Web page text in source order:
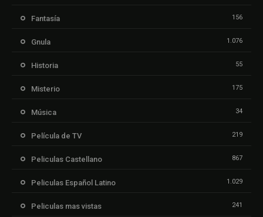
Fantasía 156
Gnula 1.076
Historia 55
Misterio 175
Música 34
Película de TV 219
Peliculas Castellano 867
Peliculas Español Latino 1.029
Peliculas mas vistas 241